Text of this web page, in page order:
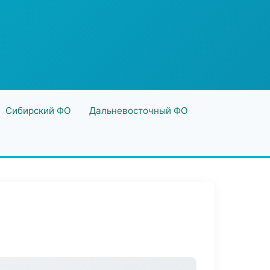
Сибирский ФО Дальневосточный ФО